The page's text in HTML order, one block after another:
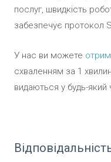
послуг, швидкість
забезпечує протокол
У нас ви можете
схваленням за 1
видаються у будь-який